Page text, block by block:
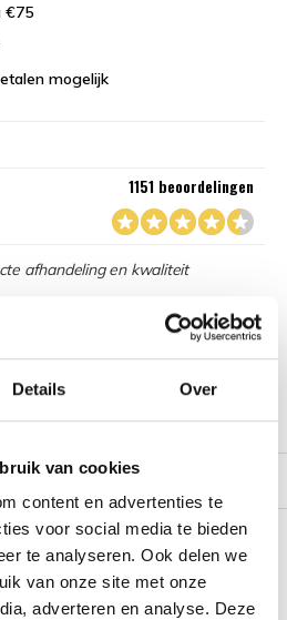
Details Over
van cookies
content en advertenties te
voor social media te bieden
te analyseren. Ook delen we
van onze site met onze
adverteren en analyse. Deze
€75
mogelijk
1151 beoordelingen
afhandeling en kwaliteit
varianten:
dit product?
een snel antwoord 24/7